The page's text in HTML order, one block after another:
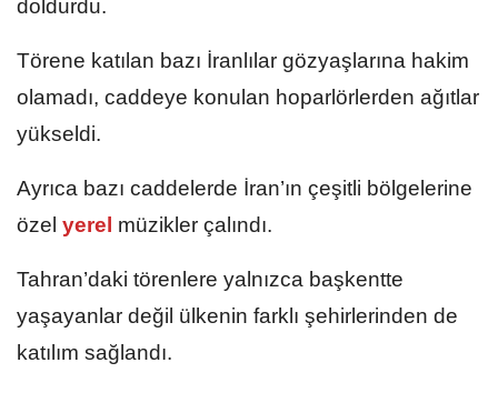
doldurdu.
Törene katılan bazı İranlılar gözyaşlarına hakim
olamadı, caddeye konulan hoparlörlerden ağıtlar
yükseldi.
Ayrıca bazı caddelerde İran’ın çeşitli bölgelerine
özel yerel müzikler çalındı.
Tahran’daki törenlere yalnızca başkentte
yaşayanlar değil ülkenin farklı şehirlerinden de
katılım sağlandı.